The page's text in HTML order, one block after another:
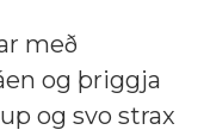
með
og þriggja
og svo strax